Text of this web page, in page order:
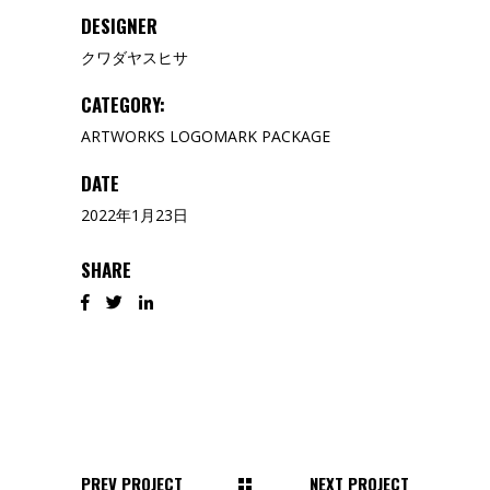
DESIGNER
クワダヤスヒサ
CATEGORY:
ARTWORKS LOGOMARK PACKAGE
DATE
2022年1月23日
SHARE
PREV PROJECT NEXT PROJECT